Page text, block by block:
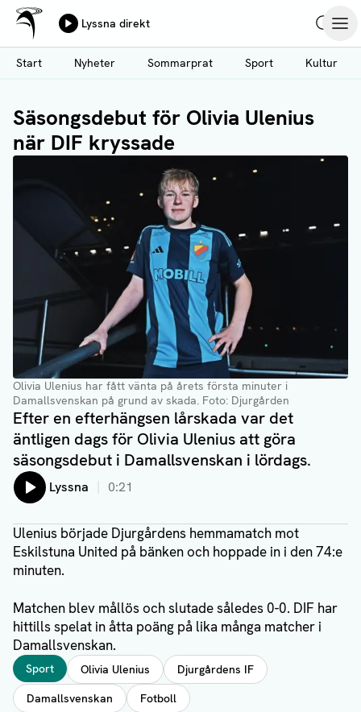
Hoppa
till
huvudinnehåll
Ålands Radio & TV
Lyssna direkt
Start
Nyheter Sommarprat Sport Kultur
Säsongsdebut för Olivia Ulenius
när DIF kryssade
Olivia Ulenius har fått vänta på årets första minuter i
Damallsvenskan på grund av skada. Foto: Djurgården
Efter en efterhängsen lårskada var det
äntligen dags för Olivia Ulenius att göra
säsongsdebut i Damallsvenskan i lördags.
Lyssna 0:21
Ulenius började Djurgårdens hemmamatch mot
Eskilstuna United på bänken och hoppade in i den 74:e
minuten.
Matchen blev mållös och slutade således 0-0. DIF har
hittills spelat in åtta poäng på lika många matcher i
Damallsvenskan.
Taggar
Sport Olivia Ulenius
Djurgårdens IF
Damallsvenskan
Fotboll